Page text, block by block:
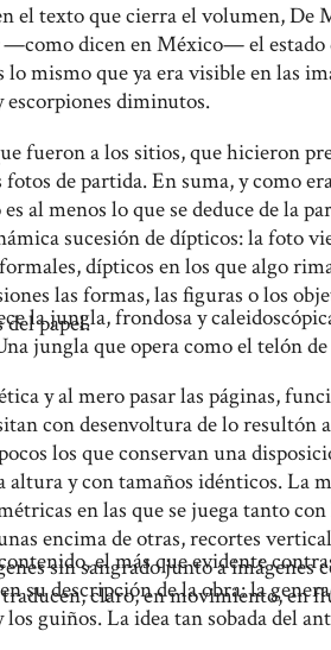
el texto que cierra el volumen,
dicen en México— el estado
mismo que ya era visible en las
diminutos.
fueron a los sitios, que hicieron
fotos de partida. En suma, y como
al menos lo que se deduce de la
sucesión de dípticos: la foto
dípticos en los que algo
las formas, las figuras o los
del papel.
la jungla, frondosa y
jungla que opera como el telón
y al mero pasar las páginas,
con desenvoltura de lo resultón
los que conservan una
y con tamaños idénticos. La
en las que se juega tanto con
encima de otras, recortes
sin sangrado junto a imágenes
claro, en movimiento, en
el más que evidente
su descripción de la obra: la
guiños. La idea tan sobada del